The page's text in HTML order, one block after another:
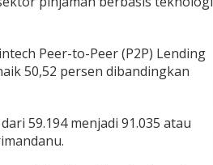
Peer-to-Peer (P2P) Lending
50,52 persen dibandingkan
59.194 menjadi 91.035 atau